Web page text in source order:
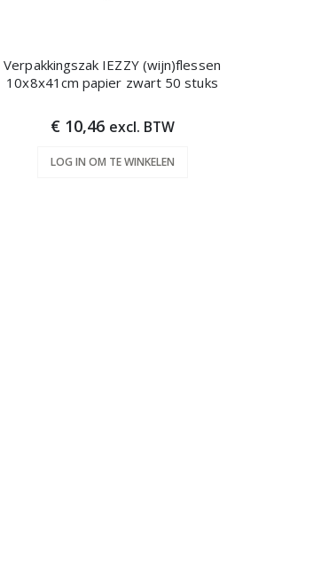
Verpakkingszak IEZZY (wijn)flessen
10x8x41cm papier zwart 50 stuks
€ 10,46 excl. BTW
LOG IN OM TE WINKELEN